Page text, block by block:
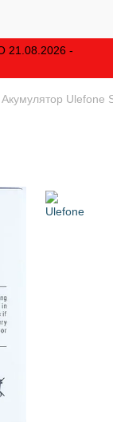
-
Акумулятор Ulefone